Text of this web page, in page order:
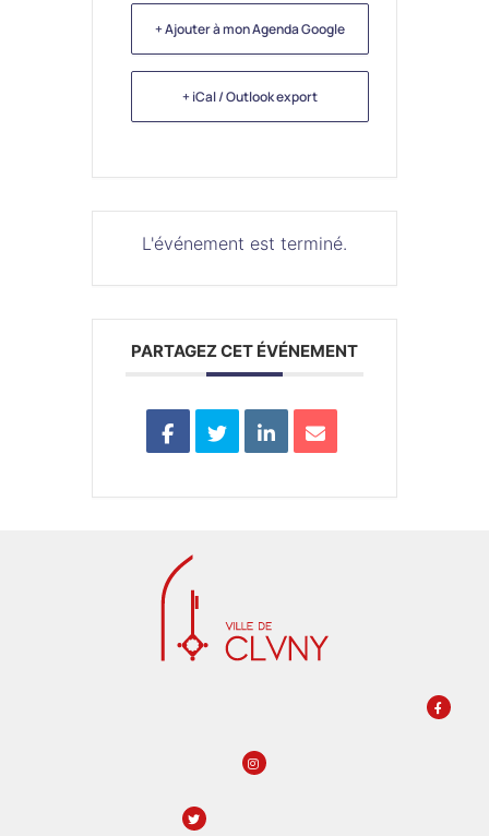
+ Ajouter à mon Agenda Google
+ iCal / Outlook export
L'événement est terminé.
PARTAGEZ CET ÉVÉNEMENT